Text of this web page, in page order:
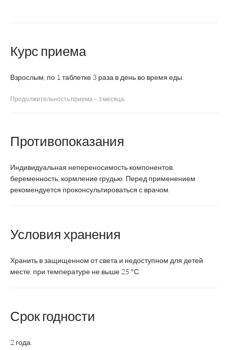
Название
Регистрация
Форма выпуска таблетки
порошок в
200 мл
Курс
Курс приема
Взрослым, по 1 таблетке 3 раза в день во время еды.
Продолжительность приема – 3 месяца.
Противопоказания
Индивидуальная непереносимость компонентов,
беременность, кормление грудью. Перед применением
рекомендуется проконсультироваться с врачом.
Условия хранения
Хранить в защищенном от света и недоступном для детей
месте, при температуре не выше 25 °С.
Срок годности
2 года.